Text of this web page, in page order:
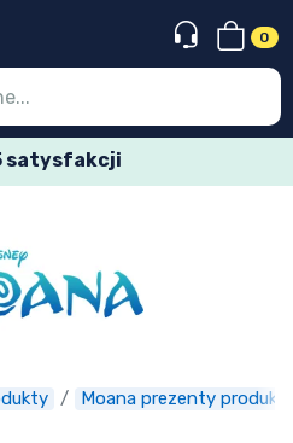
0
satysfakcji
Moana prezenty